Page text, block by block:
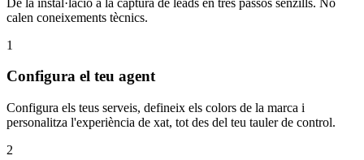
calen coneixements tècnics.
1
Configura el teu agent
Configura els teus serveis, defineix els colors de la marca i
personalitza l'experiència de xat, tot des del teu tauler de control.
2